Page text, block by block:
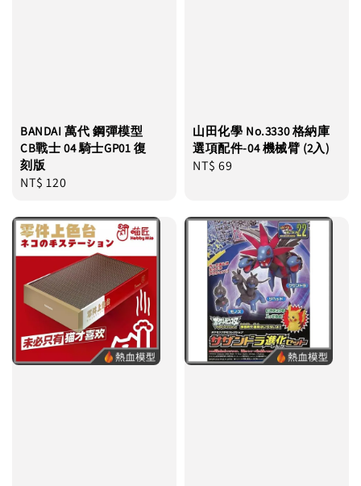
BANDAI 萬代 鋼彈模型
CB戰士 04 騎士GP01 復
刻版
Regular
NT$ 120
山田化學 No.3330 格納庫
選項配件-04 機械臂 (2入)
Regular
NT$ 69